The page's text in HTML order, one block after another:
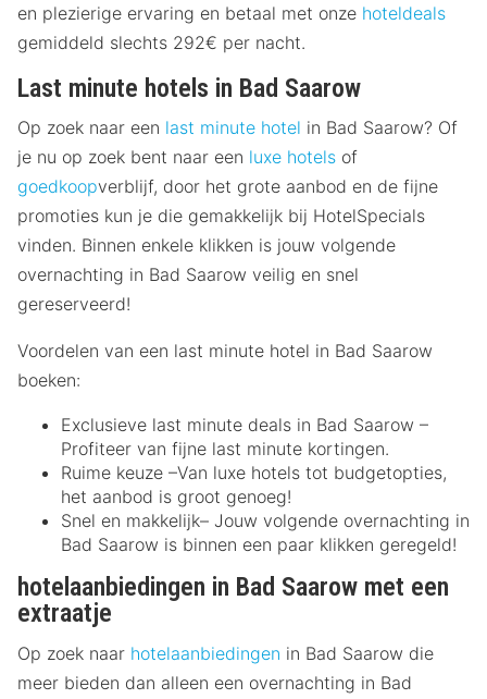
en plezierige ervaring en betaal met onze hoteldeals
gemiddeld slechts 292€ per nacht.
Last minute hotels in Bad Saarow
Op zoek naar een last minute hotel in Bad Saarow? Of
je nu op zoek bent naar een luxe hotels of
goedkoopverblijf, door het grote aanbod en de fijne
promoties kun je die gemakkelijk bij HotelSpecials
vinden. Binnen enkele klikken is jouw volgende
overnachting in Bad Saarow veilig en snel
gereserveerd!
Voordelen van een last minute hotel in Bad Saarow
boeken:
Exclusieve last minute deals in Bad Saarow –
Profiteer van fijne last minute kortingen.
Ruime keuze –Van luxe hotels tot budgetopties,
het aanbod is groot genoeg!
Snel en makkelijk– Jouw volgende overnachting in
Bad Saarow is binnen een paar klikken geregeld!
hotelaanbiedingen in Bad Saarow met een
extraatje
Op zoek naar hotelaanbiedingen in Bad Saarow die
meer bieden dan alleen een overnachting in Bad